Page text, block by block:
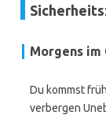
Morgens im
Du kommst
verbergen